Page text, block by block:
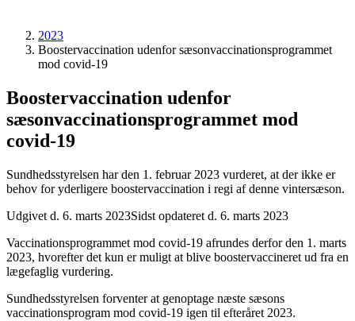
2023
Boostervaccination udenfor sæsonvaccinationsprogrammet
mod covid-19
Boostervaccination udenfor
sæsonvaccinationsprogrammet mod
covid-19
Sundhedsstyrelsen har den 1. februar 2023 vurderet, at der ikke er
behov for yderligere boostervaccination i regi af denne vintersæson.
Udgivet d. 6. marts 2023Sidst opdateret d. 6. marts 2023
Vaccinationsprogrammet mod covid-19 afrundes derfor den 1. marts
2023, hvorefter det kun er muligt at blive boostervaccineret ud fra en
lægefaglig vurdering.
Sundhedsstyrelsen forventer at genoptage næste sæsons
vaccinationsprogram mod covid-19 igen til efteråret 2023.